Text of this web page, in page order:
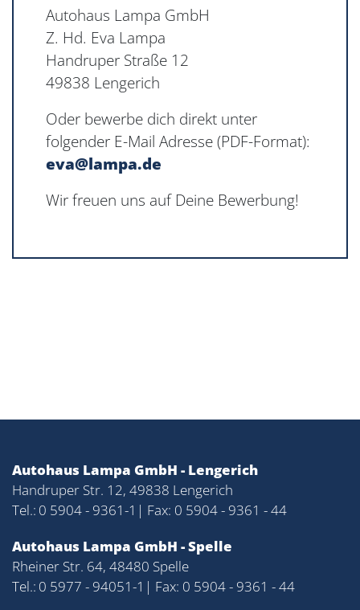
Autohaus Lampa GmbH
Z. Hd. Eva Lampa
Handruper Straße 12
49838 Lengerich
Oder bewerbe dich direkt unter
folgender E-Mail Adresse (PDF-Format):
eva@lampa.de
Wir freuen uns auf Deine Bewerbung!
Autohaus Lampa GmbH - Lengerich
Handruper Str. 12, 49838 Lengerich
Tel.: 0 5904 - 9361-1 | Fax: 0 5904 - 9361 - 44
Autohaus Lampa GmbH - Spelle
Rheiner Str. 64, 48480 Spelle
Tel.: 0 5977 - 94051-1 | Fax: 0 5904 - 9361 - 44